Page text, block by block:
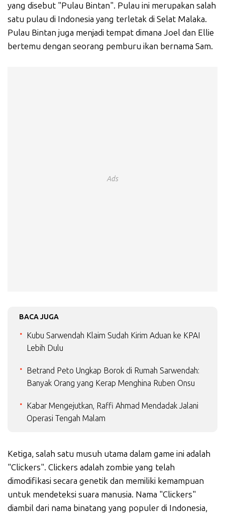
yang disebut "Pulau Bintan". Pulau ini merupakan salah
satu pulau di Indonesia yang terletak di Selat Malaka.
Pulau Bintan juga menjadi tempat dimana Joel dan Ellie
bertemu dengan seorang pemburu ikan bernama Sam.
Ads
BACA JUGA
Kubu Sarwendah Klaim Sudah Kirim Aduan ke KPAI
Lebih Dulu
Betrand Peto Ungkap Borok di Rumah Sarwendah:
Banyak Orang yang Kerap Menghina Ruben Onsu
Kabar Mengejutkan, Raffi Ahmad Mendadak Jalani
Operasi Tengah Malam
Ketiga, salah satu musuh utama dalam game ini adalah
"Clickers". Clickers adalah zombie yang telah
dimodifikasi secara genetik dan memiliki kemampuan
untuk mendeteksi suara manusia. Nama "Clickers"
diambil dari nama binatang yang populer di Indonesia,